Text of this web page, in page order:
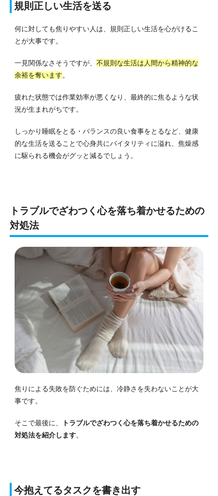
規則正しい生活を送る
何に対しても焦りやすい人は、規則正しい生活を心がけるこ
とが大事です。
一見関係なさそうですが、 不規則な生活は人間から精神的な
余裕を奪います。
疲れた状態では作業効率が悪くなり、最終的に焦るような状
況が生まれがちです。
しっかり睡眠をとる・バランスの良い食事をとるなど、健康
的な生活を送ることで心身共にバイタリティに溢れ、焦燥感
に駆られる機会がグッと減るでしょう。
トラブルでざわつく心を落ち着かせるための
対処法
焦りによる失敗を防ぐためには、冷静さを失わないことが大
事です。
そこで最後に、
トラブルでざわつく心を落ち着かせるための
対処法を紹介します。
今抱えてるタスクを書き出す